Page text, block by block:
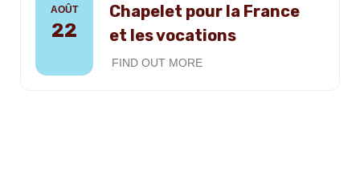
AOÛT
22
Chapelet pour la France
et les vocations
FIND OUT MORE